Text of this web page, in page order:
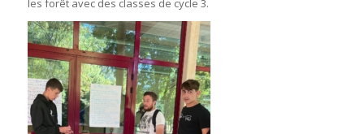
les forêt avec des classes de cycle 3.